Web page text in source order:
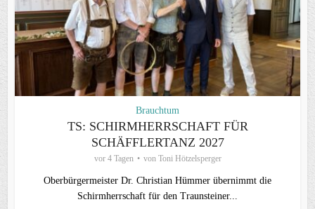
Brauchtum
TS: SCHIRMHERRSCHAFT FÜR
SCHÄFFLERTANZ 2027
vor 4 Tagen von Toni Hötzelsperger
Oberbürgermeister Dr. Christian Hümmer übernimmt die
Schirmherrschaft für den Traunsteiner...